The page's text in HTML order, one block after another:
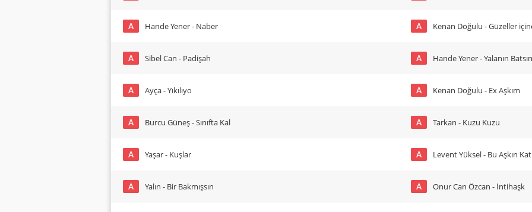
A Hande Yener - Naber
A Sibel Can - Padişah
A Ayça - Yıkılıyo
A Burcu Güneş - Sınıfta Kal
A Yaşar - Kuşlar
A Yalın - Bir Bakmışsın
A Kenan Doğulu - Güzeller
A Hande Yener - Yalanın Batsın
A Kenan Doğulu - Ex Aşkım
A Tarkan - Kuzu Kuzu
A Levent Yüksel - Bu Aşkın
A Onur Can Özcan - İntihaşk